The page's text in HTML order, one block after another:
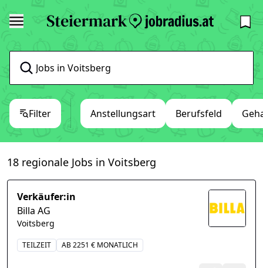
Filter Anstellungsart Berufsfeld
18 regionale Jobs in Voitsberg
Verkäufer:in
Billa AG
Voitsberg
TEILZEIT AB 2251 € MONATLICH